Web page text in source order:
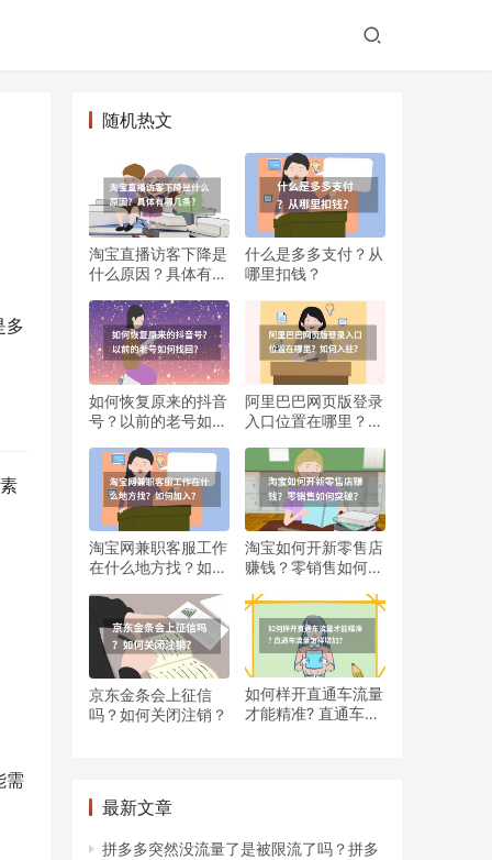
多
需
随机热文
淘宝直播访客下降是
什么原因？具体有哪
什么是多多支付？从
哪里扣钱？
如何恢复原来的抖音
号？以前的老号如何
阿里巴巴网页版登录
入口位置在哪里？如
淘宝网兼职客服工作
在什么地方找？如何
淘宝如何开新零售店
赚钱？零销售如何突
京东金条会上征信
吗？如何关闭注销？
如何样开直通车流量
才能精准? 直通车流
最新文章
拼多多突然没流量了是被限流了吗？拼多